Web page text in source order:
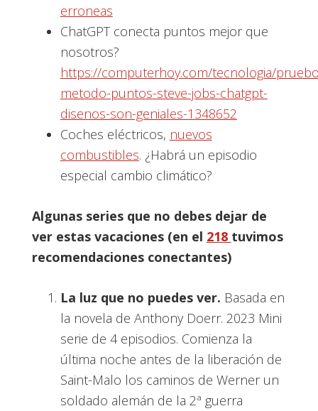
erroneas
ChatGPT conecta puntos mejor que
nosotros?
https://computerhoy.com/tecnologia/
metodo-puntos-steve-jobs-chatgpt-
disenos-son-geniales-1348652
Coches eléctricos, nuevos
combustibles. ¿Habrá un episodio
especial cambio climático?
Algunas series que no debes dejar de
ver estas vacaciones (en el 218 tuvimos
recomendaciones conectantes)
La luz que no puedes ver. Basada en
la novela de Anthony Doerr. 2023 Mini
serie de 4 episodios. Comienza la
última noche antes de la liberación de
Saint-Malo los caminos de Werner un
soldado alemán de la 2ª guerra